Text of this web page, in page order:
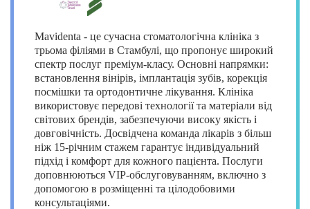
Mavidenta - це сучасна стоматологічна клініка з
трьома філіями в Стамбулі, що пропонує широкий
спектр послуг преміум-класу. Основні напрямки:
встановлення вінірів, імплантація зубів, корекція
посмішки та ортодонтичне лікування. Клініка
використовує передові технології та матеріали від
світових брендів, забезпечуючи високу якість і
довговічність. Досвідчена команда лікарів з більш
ніж 15-річним стажем гарантує індивідуальний
підхід і комфорт для кожного пацієнта. Послуги
доповнюються VIP-обслуговуванням, включно з
допомогою в розміщенні та цілодобовими
консультаціями.